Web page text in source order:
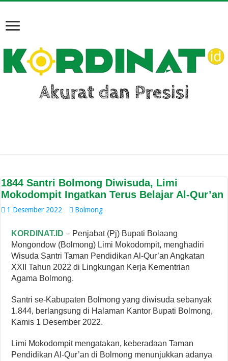
1844 Santri Bolmong Diwisuda, Limi
Mokodompit Ingatkan Terus Belajar Al-Qur’an
1 Desember 2022 Bolmong
KORDINAT.ID – Penjabat (Pj) Bupati Bolaang
Mongondow (Bolmong) Limi Mokodompit, menghadiri
Wisuda Santri Taman Pendidikan Al-Qur’an Angkatan
XXII Tahun 2022 di Lingkungan Kerja Kementrian
Agama Bolmong.
Santri se-Kabupaten Bolmong yang diwisuda sebanyak
1.844, berlangsung di Halaman Kantor Bupati Bolmong,
Kamis 1 Desember 2022.
Limi Mokodompit mengatakan, keberadaan Taman
Pendidikan Al-Qur’an di Bolmong menunjukkan adanya